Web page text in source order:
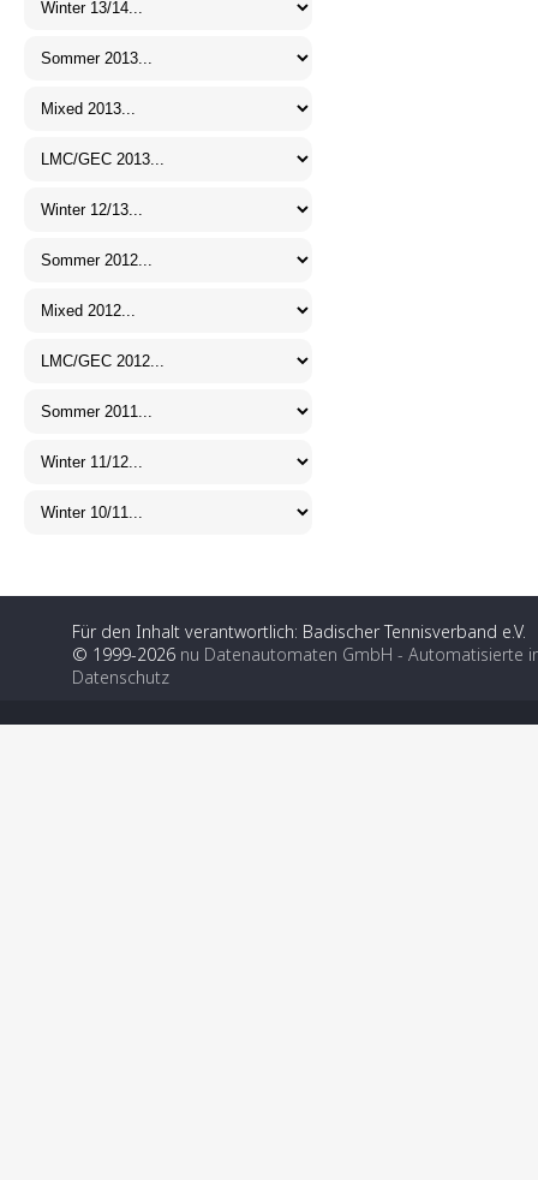
Für den Inhalt verantwortlich: Badischer Tennisverband e.V.
© 1999-2026 nu Datenautomaten GmbH - Automatisierte
Datenschutz